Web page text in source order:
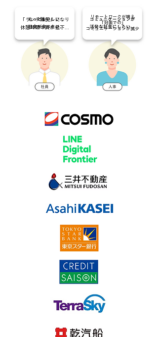
「ランチ難民」になり
休憩時間の質が低下...
リモートワークが増え
「対面での」
コミュニケーションが減少